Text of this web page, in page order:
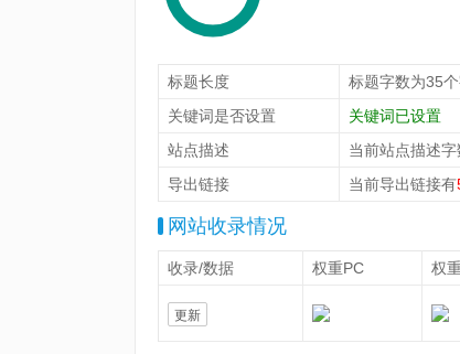
标题长度
标题字数为35
关键词是否设置
关键词已设置
站点描述
当前站点描述字
导出链接
当前导出链接有
网站收录情况
收录/数据 权重PC 权
更新